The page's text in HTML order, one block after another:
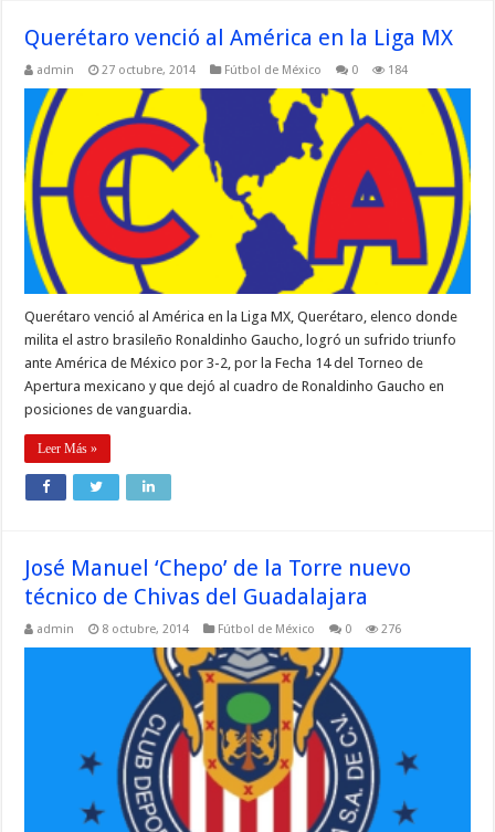
Querétaro venció al América en la Liga MX
admin 27 octubre, 2014 Fútbol de México 0 184
Querétaro venció al América en la Liga MX, Querétaro, elenco donde
milita el astro brasileño Ronaldinho Gaucho, logró un sufrido triunfo
ante América de México por 3-2, por la Fecha 14 del Torneo de
Apertura mexicano y que dejó al cuadro de Ronaldinho Gaucho en
posiciones de vanguardia.
Leer Más »
José Manuel ‘Chepo’ de la Torre nuevo
técnico de Chivas del Guadalajara
admin 8 octubre, 2014 Fútbol de México 0 276